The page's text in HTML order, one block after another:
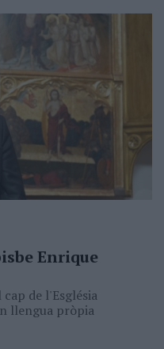
Enrique
de l'Església
llengua pròpia